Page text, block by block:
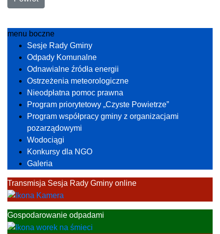
menu boczne
Sesje Rady Gminy
Odpady Komunalne
Odnawialne źródła energii
Ostrzeżenia meteorologiczne
Nieodpłatna pomoc prawna
Program priorytetowy „Czyste Powietrze”
Program współpracy gminy z organizacjami
pozarządowymi
Wodociągi
Konkursy dla NGO
Galeria
Transmisja Sesja Rady Gminy online
Gospodarowanie odpadami